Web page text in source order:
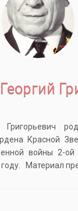
Григорьевич
Красной
войны 2-
Материал